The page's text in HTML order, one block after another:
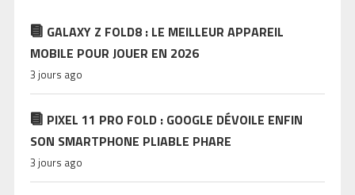
GALAXY Z FOLD8 : LE MEILLEUR APPAREIL
MOBILE POUR JOUER EN 2026
3 jours ago
PIXEL 11 PRO FOLD : GOOGLE DÉVOILE ENFIN
SON SMARTPHONE PLIABLE PHARE
3 jours ago